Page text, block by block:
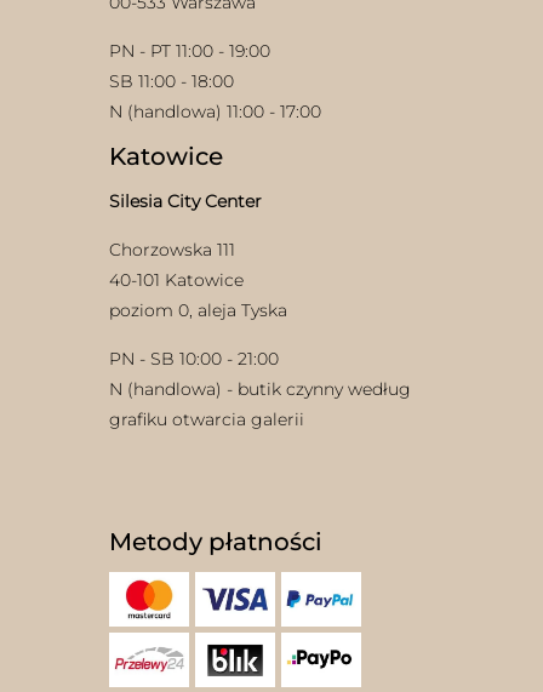
PN - PT 11:00 - 19:00
SB 11:00 - 18:00
N (handlowa) 11:00 - 17:00
Katowice
Silesia City Center
Chorzowska 111
40-101 Katowice
poziom 0, aleja Tyska
PN - SB 10:00 - 21:00
N (handlowa) - butik czynny według
grafiku otwarcia galerii
Metody płatności